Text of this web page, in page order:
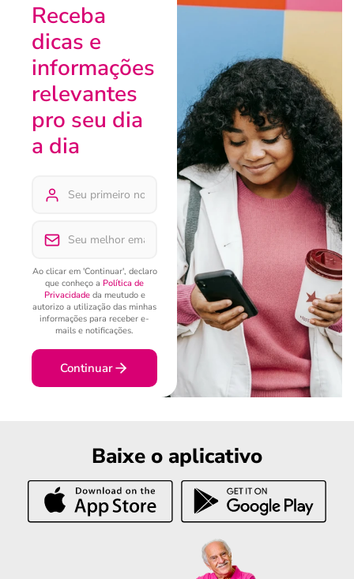
Receba
dicas e
informações
relevantes
pro seu dia
a dia
Ao clicar em 'Continuar', declaro
que conheço a Política de
Privacidadeda meutudo e
autorizo a utilização das minhas
informações para receber e-
mails e notificações.
Continuar
Baixe o aplicativo